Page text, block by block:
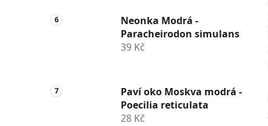
Neonka Modrá -
Paracheirodon simulans
39 Kč
Paví oko Moskva modrá -
Poecilia reticulata
28 Kč